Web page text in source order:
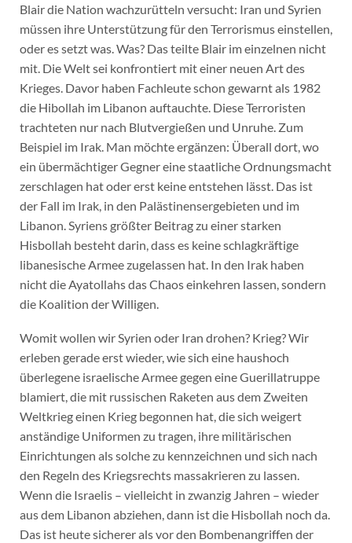
Blair die Nation wachzurütteln versucht: Iran und Syrien
müssen ihre Unterstützung für den Terrorismus einstellen,
oder es setzt was. Was? Das teilte Blair im einzelnen nicht
mit. Die Welt sei konfrontiert mit einer neuen Art des
Krieges. Davor haben Fachleute schon gewarnt als 1982
die Hibollah im Libanon auftauchte. Diese Terroristen
trachteten nur nach Blutvergießen und Unruhe. Zum
Beispiel im Irak. Man möchte ergänzen: Überall dort, wo
ein übermächtiger Gegner eine staatliche Ordnungsmacht
zerschlagen hat oder erst keine entstehen lässt. Das ist
der Fall im Irak, in den Palästinensergebieten und im
Libanon. Syriens größter Beitrag zu einer starken
Hisbollah besteht darin, dass es keine schlagkräftige
libanesische Armee zugelassen hat. In den Irak haben
nicht die Ayatollahs das Chaos einkehren lassen, sondern
die Koalition der Willigen.
Womit wollen wir Syrien oder Iran drohen? Krieg? Wir
erleben gerade erst wieder, wie sich eine haushoch
überlegene israelische Armee gegen eine Guerillatruppe
blamiert, die mit russischen Raketen aus dem Zweiten
Weltkrieg einen Krieg begonnen hat, die sich weigert
anständige Uniformen zu tragen, ihre militärischen
Einrichtungen als solche zu kennzeichnen und sich nach
den Regeln des Kriegsrechts massakrieren zu lassen.
Wenn die Israelis – vielleicht in zwanzig Jahren – wieder
aus dem Libanon abziehen, dann ist die Hisbollah noch da.
Das ist heute sicherer als vor den Bombenangriffen der